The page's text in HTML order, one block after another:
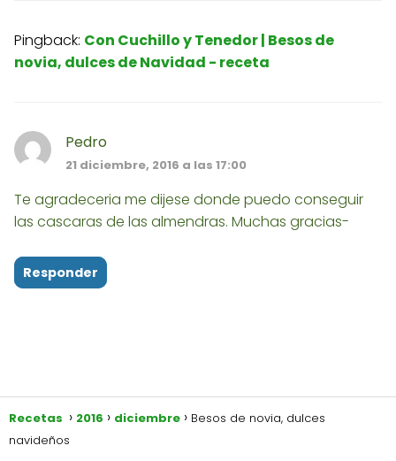
Pingback: Con Cuchillo y Tenedor | Besos de
novia, dulces de Navidad - receta
Pedro
21 diciembre, 2016 a las 17:00
Te agradeceria me dijese donde puedo conseguir
las cascaras de las almendras. Muchas gracias-
Responder
Recetas 2016 diciembre
Besos de novia, dulces
navideños